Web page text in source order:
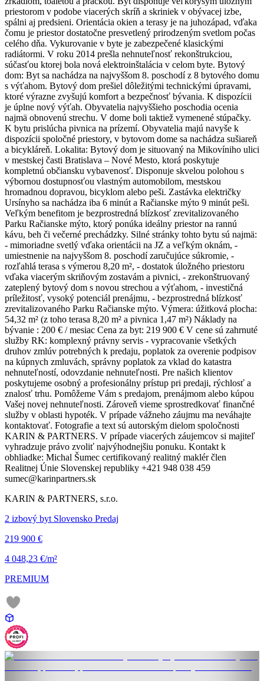
priestorom v podobe viacerých skríň a skriniek v obývacej izbe,
spálni aj predsieni. Orientácia okien a terasy je na juhozápad, vďaka
čomu je priestor dostatočne presvetlený prirodzeným svetlom počas
celého dňa. Vykurovanie v byte je zabezpečené klasickými
radiátormi. V roku 2014 prešla nehnuteľnosť rekonštrukciou,
súčasťou ktorej bola nová elektroinštalácia v celom byte. Bytový
dom: Byt sa nachádza na najvyššom 8. poschodí z 8 bytového domu
s výťahom. Bytový dom prešiel dôležitými technickými úpravami,
ktoré výrazne zvyšujú komfort a bezpečnosť bývania. K dispozícii
je úplne nový výťah. Obyvatelia najvyššieho poschodia ocenia
najmä obnovenú strechu. V dome boli taktiež vymenené stúpačky.
K bytu prislúcha pivnica na prízemí. Obyvatelia majú navyše k
dispozícii spoločné priestory, v bytovom dome sa nachádza sušiareň
a bicykláreň. Lokalita: Bytový dom je situovaný na Mikovíniho ulici
v mestskej časti Bratislava – Nové Mesto, ktorá poskytuje
kompletnú občiansku vybavenosť. Disponuje skvelou polohou s
výbornou dostupnosťou vlastným automobilom, mestskou
hromadnou dopravou, bicyklom alebo peši. Zastávka električky
Ursínyho sa nachádza iba 6 minút a Račianske mýto 9 minút peši.
Veľkým benefitom je bezprostredná blízkosť zrevitalizovaného
Parku Račianske mýto, ktorý ponúka ideálny priestor na rannú
kávu, beh či večerné prechádzky. Silné stránky tohto bytu sú najmä:
- mimoriadne svetlý vďaka orientácii na JZ a veľkým oknám, -
umiestnenie na najvyššom 8. poschodí zaručujúce súkromie, -
rozľahlá terasa s výmerou 8,20 m², - dostatok úložného priestoru
vďaka viacerým skriňovým zostavám a pivnici, - zrekonštruovaný
zateplený bytový dom s novou strechou a výťahom, - investičná
príležitosť, vysoký potenciál prenájmu, - bezprostredná blízkosť
zrevitalizovaného Parku Račianske mýto. Výmera: úžitková plocha:
54,32 m² (z toho terasa 8,20 m² a pivnica 1,47 m²) Náklady na
bývanie : 200 € / mesiac Cena za byt: 219 900 € V cene sú zahrnuté
služby RK: komplexný právny servis - vypracovanie všetkých
druhov zmlúv potrebných k predaju, poplatok za overenie podpisov
na kúpnych zmluvách, správny poplatok za vklad do katastra
nehnuteľností, odovzdanie nehnuteľnosti. Pre našich klientov
poskytujeme osobný a profesionálny prístup pri predaji, rýchlosť a
znalosť trhu. Pomôžeme Vám s predajom, prenájmom alebo kúpou
Vašej novej nehnuteľnosti. Zároveň vieme sprostredkovať finančné
služby v oblasti hypoték. V prípade vážneho záujmu ma neváhajte
kontaktovať. Fotografie a text sú autorským dielom spoločnosti
KARIN & PARTNERS. V prípade viacerých záujemcov si majiteľ
vyhradzuje právo zvoliť najvýhodnejšiu ponuku. Kontakt k
obhliadke: Michal Šumec certifikovaný realitný maklér člen
Realitnej Únie Slovenskej republiky +421 948 038 459
sumec@karinpartners.sk
KARIN & PARTNERS, s.r.o.
2 izbový byt Slovensko Predaj
219 900 €
4 048,23 €/m²
PREMIUM